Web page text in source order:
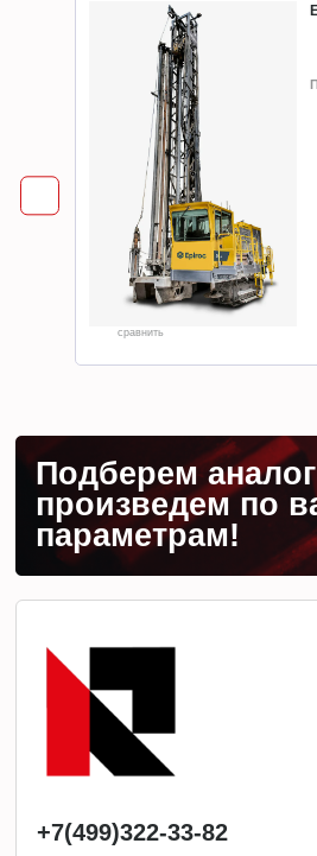
сравнить
Подберем
произведем по
параметрам!
+7(499)322-33-82